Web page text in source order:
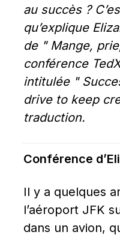
au succès ?
qu’explique
de " Mange,
conférence
intitulée "
drive to keep
traduction.
Conférence
Il y a quelques
l’aéroport JFK
dans un avion,